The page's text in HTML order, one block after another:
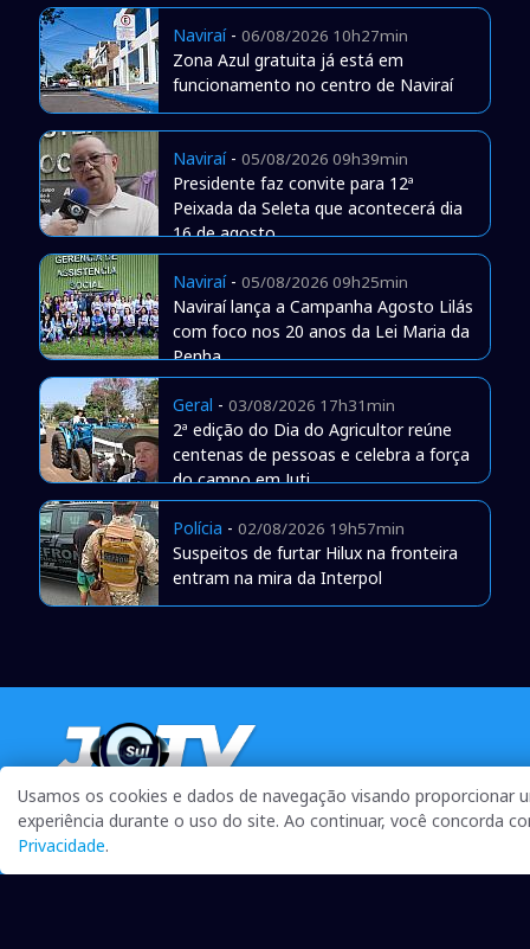
Naviraí- 06/08/2026 10h27min
Zona Azul gratuita já está em
funcionamento no centro de Naviraí
Naviraí- 05/08/2026 09h39min
Presidente faz convite para 12ª
Peixada da Seleta que acontecerá dia
16 de agosto
Naviraí- 05/08/2026 09h25min
Naviraí lança a Campanha Agosto Lilás
com foco nos 20 anos da Lei Maria da
Penha
Geral - 03/08/2026 17h31min
2ª edição do Dia do Agricultor reúne
centenas de pessoas e celebra a força
do campo em Juti
Polícia - 02/08/2026 19h57min
Suspeitos de furtar Hilux na fronteira
entram na mira da Interpol
Qualidade na Informação
As principais notícias, as mais relevantes, a todo o tempo,
atualizadas, pra você ficar bem informado.
Usamos os cookies e dados de navegação visando proporcionar
experiência durante o uso do site. Ao continuar, você concorda
Privacidade.